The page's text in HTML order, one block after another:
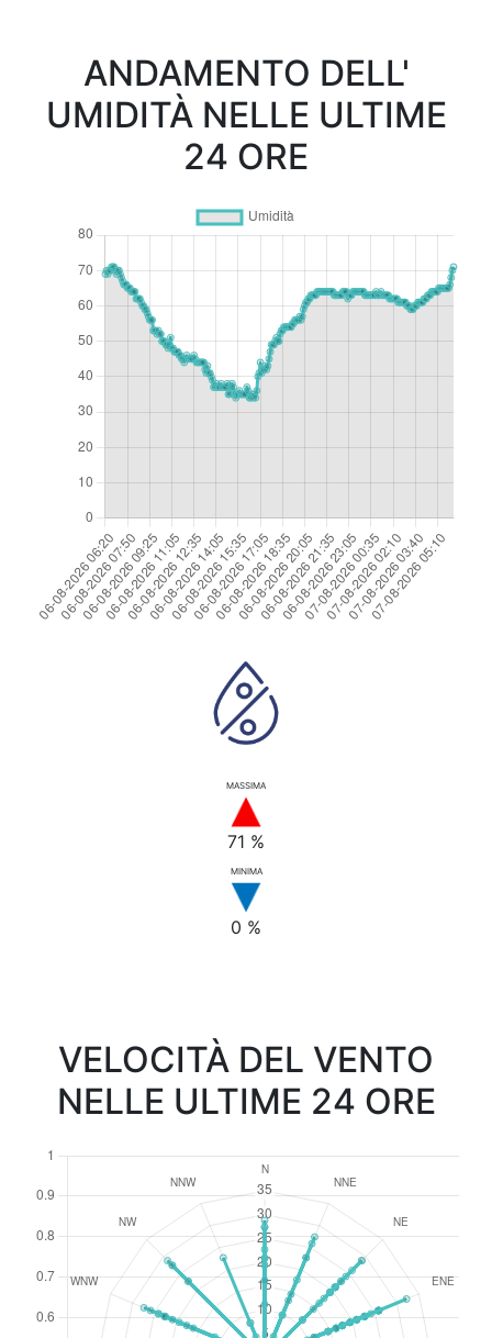
ANDAMENTO DELL'
UMIDITÀ NELLE ULTIME
24 ORE
MASSIMA
71 %
MINIMA
0 %
VELOCITÀ DEL VENTO
NELLE ULTIME 24 ORE